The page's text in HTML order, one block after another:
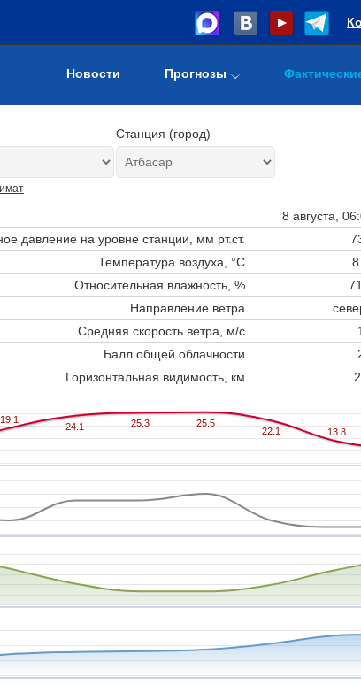
Новости Прогнозы
Станция (город)
8 августа,
давление на уровне станции, мм рт.ст.
Температура воздуха, °C
Относительная влажность, %
Направление ветра
Средняя скорость ветра, м/с
1
Балл общей облачности
Горизонтальная видимость, км
19.1
19.1
24.1
24.1 25.3
25.3 25.5
25.5
22.1
22.1 13.8
13.8